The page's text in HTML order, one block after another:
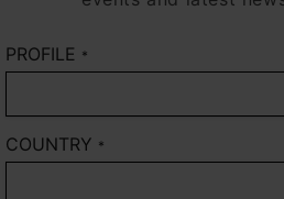
PROFILE *
COUNTRY *